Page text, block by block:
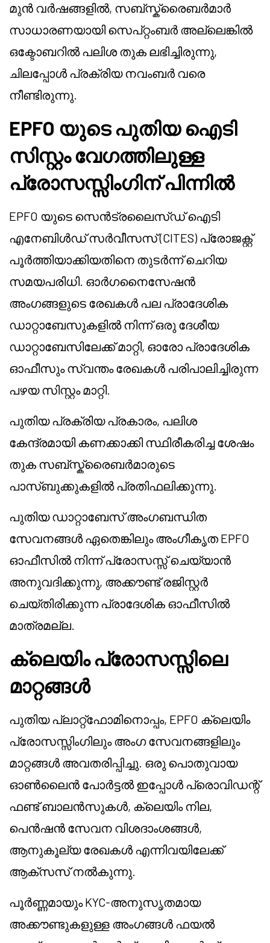
മുൻ വർഷങ്ങളിൽ, സബ്സ്ക്രൈബർമാർ
സാധാരണയായി സെപ്റ്റംബർ അല്ലെങ്കിൽ
ഒക്ടോബറിൽ പലിശ തുക ലഭിച്ചിരുന്നു,
ചിലപ്പോൾ പ്രക്രിയ നവംബർ വരെ
നീണ്ടിരുന്നു.
EPFO യുടെ പുതിയ ഐടി
സിസ്റ്റം വേഗത്തിലുള്ള
പ്രോസസ്സിംഗിന് പിന്നിൽ
EPFO യുടെ സെൻട്രലൈസ്ഡ് ഐടി
എനേബിൾഡ് സർവീസസ് (CITES) പ്രോജക്റ്റ്
പൂർത്തിയാക്കിയതിനെ തുടർന്ന് ചെറിയ
സമയപരിധി. ഓർഗനൈസേഷൻ
അംഗങ്ങളുടെ രേഖകൾ പല പ്രാദേശിക
ഡാറ്റാബേസുകളിൽ നിന്ന് ഒരു ദേശീയ
ഡാറ്റാബേസിലേക്ക് മാറ്റി, ഓരോ പ്രാദേശിക
ഓഫീസും സ്വന്തം രേഖകൾ പരിപാലിച്ചിരുന്ന
പഴയ സിസ്റ്റം മാറ്റി.
പുതിയ പ്രക്രിയ പ്രകാരം, പലിശ
കേന്ദ്രമായി കണക്കാക്കി സ്ഥിരീകരിച്ച ശേഷം
തുക സബ്സ്ക്രൈബർമാരുടെ
പാസ്ബുക്കുകളിൽ പ്രതിഫലിക്കുന്നു.
പുതിയ ഡാറ്റാബേസ് അംഗബന്ധിത
സേവനങ്ങൾ ഏതെങ്കിലും അംഗീകൃത EPFO
ഓഫീസിൽ നിന്ന് പ്രോസസ്സ് ചെയ്യാൻ
അനുവദിക്കുന്നു, അക്കൗണ്ട് രജിസ്റ്റർ
ചെയ്തിരിക്കുന്ന പ്രാദേശിക ഓഫീസിൽ
മാത്രമല്ല.
ക്ലെയിം പ്രോസസ്സിലെ
മാറ്റങ്ങൾ
പുതിയ പ്ലാറ്റ്ഫോമിനൊപ്പം, EPFO ക്ലെയിം
പ്രോസസ്സിംഗിലും അംഗ സേവനങ്ങളിലും
മാറ്റങ്ങൾ അവതരിപ്പിച്ചു. ഒരു പൊതുവായ
ഓൺലൈൻ പോർട്ടൽ ഇപ്പോൾ പ്രൊവിഡന്റ്
ഫണ്ട് ബാലൻസുകൾ, ക്ലെയിം നില,
പെൻഷൻ സേവന വിശദാംശങ്ങൾ,
ആനുകൂല്യ രേഖകൾ എന്നിവയിലേക്ക്
ആക്സസ് നൽകുന്നു.
പൂർണ്ണമായും KYC-അനുസൃതമായ
അക്കൗണ്ടുകളുള്ള അംഗങ്ങൾ ഫയൽ